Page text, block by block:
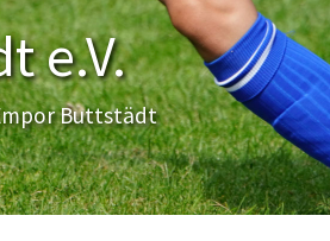
e.V.
Buttstädt